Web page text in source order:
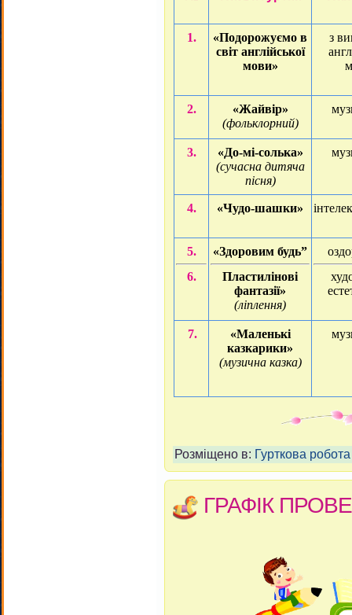
1.
«Подорожуємо в
світ англійської
мови»
з
2.
«Жайвір»
(фольклорний)
3.
«До-мі-солька»
(сучасна дитяча
пісня)
4. «Чудо-шашки»
5.
6.
«Здоровим будь”
Пластилінові
фантазії»
(ліплення)
7.
«Маленькі
казкарики»
(музична казка)
Розміщено в: Гурткова робота
ГРАФІК